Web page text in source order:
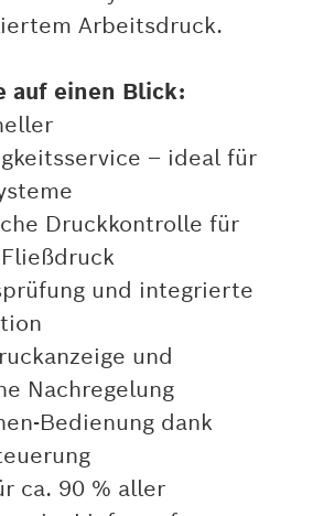
Arbeitsdruck.
auf einen Blick:
– ideal für
Druckkontrolle für
und integrierte
und
Nachregelung
Bedienung dank
ca. 90 % aller